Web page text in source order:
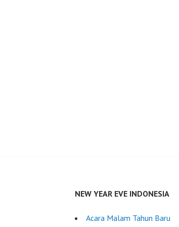
NEW YEAR EVE INDONESIA
Acara Malam Tahun Baru